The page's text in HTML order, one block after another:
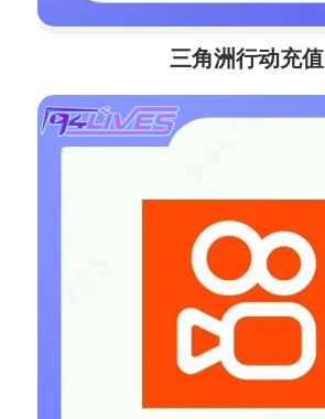
三角洲行动充值